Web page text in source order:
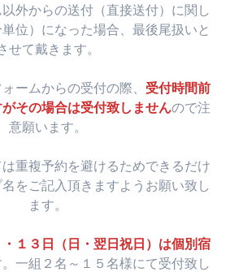
外からの送付（直接送付）に関し
位）になった場合、最後尾扱いと
せて戴きます。
ームからの受付の際、 受付時間前
その場合は受付致しませんので注
意願います。
重複予約を避けるためできるだけ
をご記入頂きますようお願い致し
ます。
１３日（日・翌日祝日）は個別宿
一組２名～１５名様にて受付致し